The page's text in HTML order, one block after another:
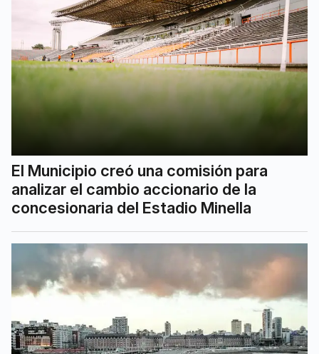
El Municipio creó una comisión para
analizar el cambio accionario de la
concesionaria del Estadio Minella